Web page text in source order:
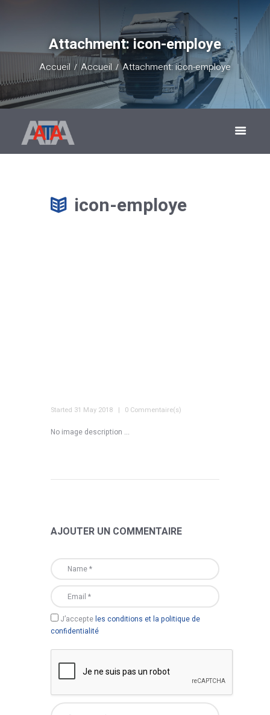
Attachment: icon-employe
Accueil Accueil Attachment: icon-employe
icon-employe
Started 31 May 2018 0 Commentaire(s)
No image description ...
AJOUTER UN COMMENTAIRE
J’accepteles conditions et la politique de
confidentialité